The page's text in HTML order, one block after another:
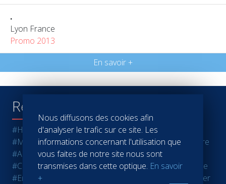
.
Lyon France
Promo 2013
En savoir +
Recherche par tags
#Hôtellerie#Restauration#Finance - Gestion
#Marketing - Ventes #Entreprenariat#Agro-alimentaire
#Audit - Coaching - Conseil #Banque - Assurance
#Casinos #Commerce#Communication#Écotourisme
#Enseignement - Formation
#Immobilier
Nous diffusons des cookies afin
d'analyser le trafic sur ce site. Les
informations concernant l'utilisation que
vous faites de notre site nous sont
transmises dans cette optique. En savoir
+